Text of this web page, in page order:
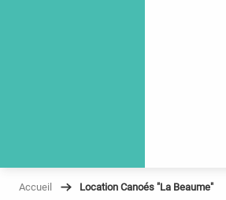
Accueil Location Canoés "La Beaume"